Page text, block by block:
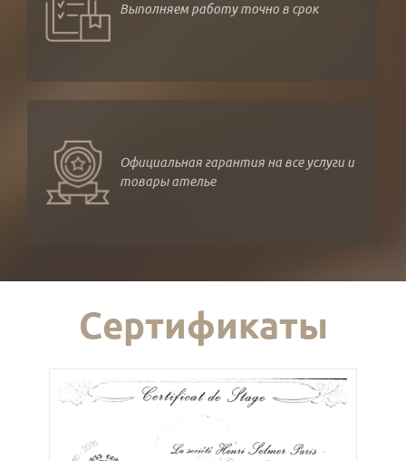
Выполняем работу точно в срок
Официальная гарантия на все услуги и
товары ателье
Сертификаты